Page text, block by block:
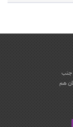
جنب
هم